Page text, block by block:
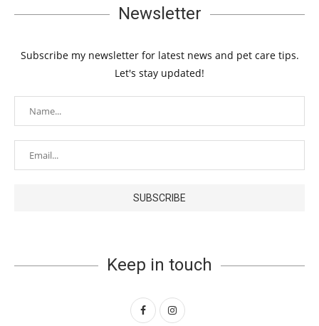
Newsletter
Subscribe my newsletter for latest news and pet care tips.
Let's stay updated!
Keep in touch